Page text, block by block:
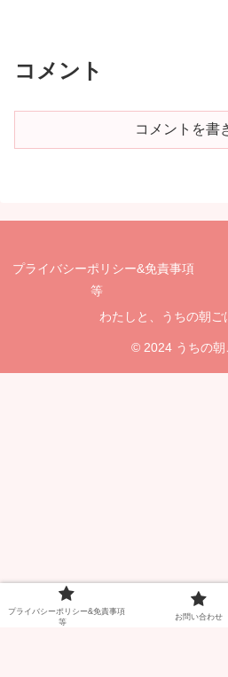
コメント
コメントを書
プライバシーポリシー&免責事項
等
わたしと、うちの朝ご
© 2024 うちの朝
プライバシーポリシー&免責事項
等
お問い合わせ